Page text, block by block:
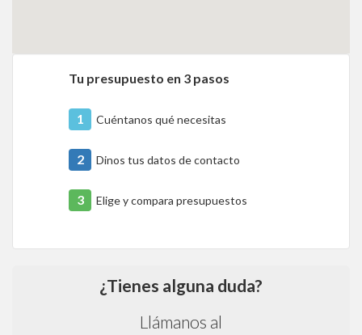
Tu presupuesto en 3 pasos
1 Cuéntanos qué necesitas
2 Dinos tus datos de contacto
3 Elige y compara presupuestos
¿Tienes alguna duda?
Llámanos al